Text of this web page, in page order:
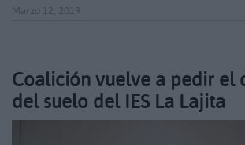
Marzo 12, 2019
Coalición vuelve a pedir el
del suelo del IES La Lajita